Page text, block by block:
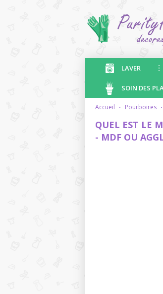
LAVER
SOIN DES
accueil · pourboires ·
QUEL EST LE
- MDF OU